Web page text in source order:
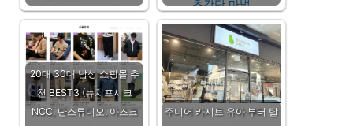
20대 30대 남성 쇼핑몰 추
천 BEST3 (뉴치프시크
NCC, 단스튜디오, 아즈크
주니어 카시트 유아 부터 탈